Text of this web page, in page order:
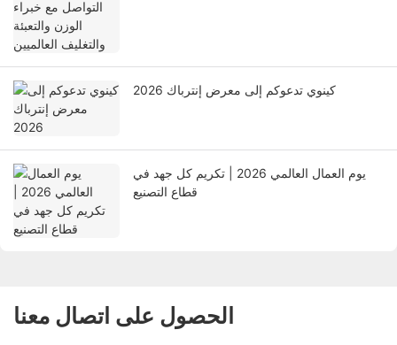
كينوي تدعوكم إلى معرض إنترباك 2026
يوم العمال العالمي 2026 | تكريم كل جهد في
قطاع التصنيع
الحصول على اتصال معنا